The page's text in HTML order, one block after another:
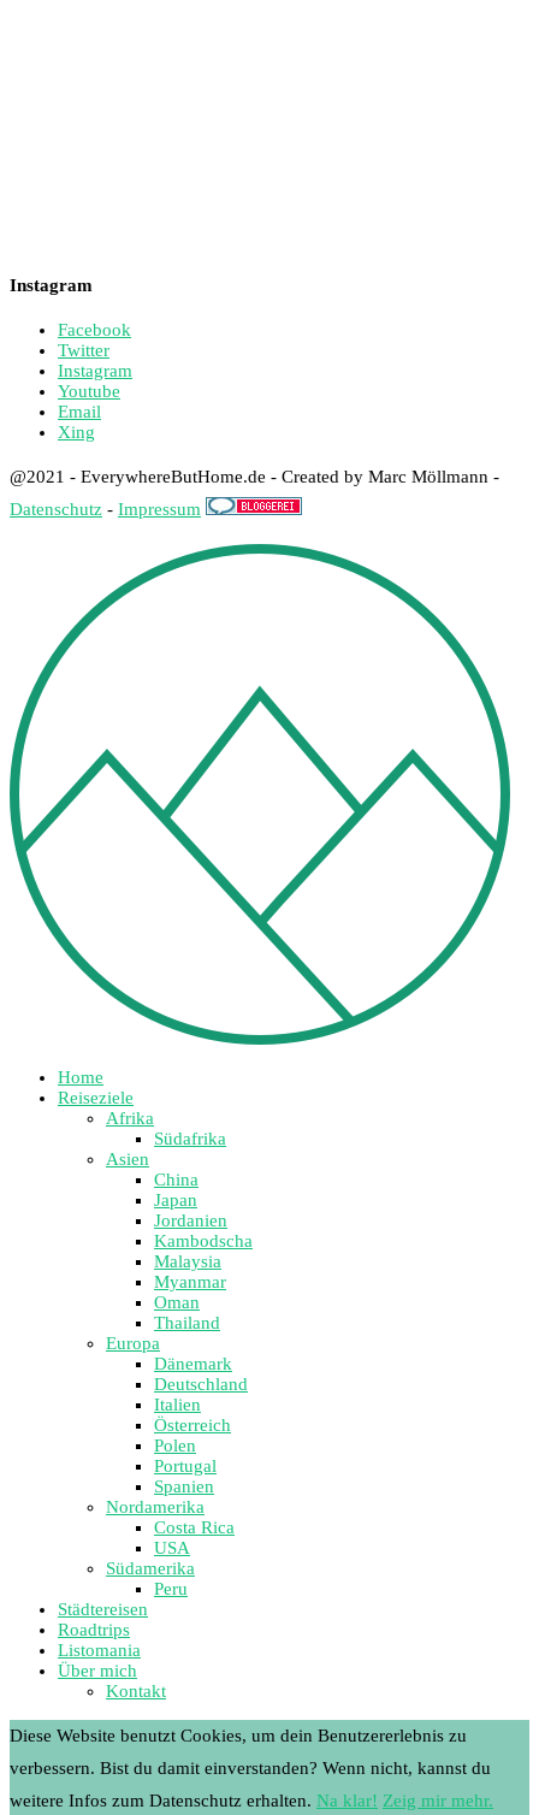
Instagram
Facebook
Twitter
Instagram
Youtube
Email
Xing
@2021 - EverywhereButHome.de - Created by Marc Möllmann -
Datenschutz - Impressum
Home
Reiseziele
Afrika
Südafrika
Asien
China
Japan
Jordanien
Kambodscha
Malaysia
Myanmar
Oman
Thailand
Europa
Dänemark
Deutschland
Italien
Österreich
Polen
Portugal
Spanien
Nordamerika
Costa Rica
USA
Südamerika
Peru
Städtereisen
Roadtrips
Listomania
Über mich
Kontakt
Diese Website benutzt Cookies, um dein Benutzererlebnis zu
verbessern. Bist du damit einverstanden? Wenn nicht, kannst du
weitere Infos zum Datenschutz erhalten. Na klar! Zeig mir mehr.